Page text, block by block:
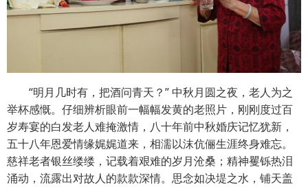
“明月几时有，把酒问青天？” 中秋月圆之夜，老人为之
举杯感慨。仔细辨析眼前一幅幅发黄的老照片，刚刚度过百
岁寿宴的白发老人难掩激情，八十年前中秋婚庆记忆犹新，
五十八年恩爱情缘娓娓道来，相濡以沫伉俪生涯终身难忘。
慈祥老者银丝缕缕，记载着艰难的岁月沧桑；精神矍铄热泪
涌动，流露出对故人的款款深情。思念如决堤之水，铺天盖